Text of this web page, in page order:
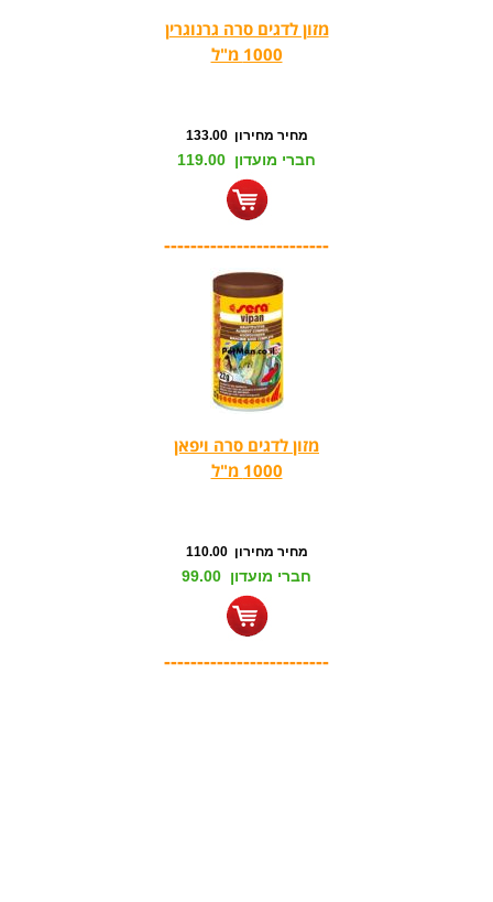
מזון לדגים סרה גרנוגרין
1000 מ"ל
מחיר מחירון 133.00
חברי מועדון 119.00
-------------------------
מזון לדגים סרה ויפאן
1000 מ"ל
מחיר מחירון 110.00
חברי מועדון 99.00
-------------------------